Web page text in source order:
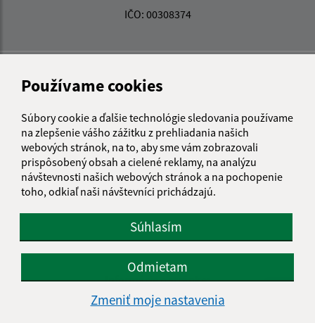
Používame cookies
Súbory cookie a ďalšie technológie sledovania používame
na zlepšenie vášho zážitku z prehliadania našich
webových stránok, na to, aby sme vám zobrazovali
prispôsobený obsah a cielené reklamy, na analýzu
návštevnosti našich webových stránok a na pochopenie
toho, odkiaľ naši návštevníci prichádzajú.
Súhlasím
Odmietam
Zmeniť moje nastavenia
IČO: 00308374
Informácie o stránke:
Vyhlásenie o prístupnosti